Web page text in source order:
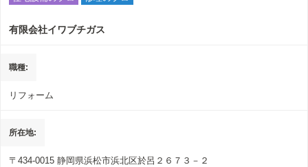
有限会社イワブチガス
職種
リフォーム
所在地
〒434-0015 静岡県浜松市浜北区於呂２６７３－２